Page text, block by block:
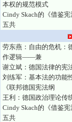
本权的规范模式
Cindy Skach的《借鉴
五共
劳东燕：自由的危机：
作逻辑——兼
谢立斌：德国法律的宪
刘练军：基本法的功
《联邦德国宪法纲
王利：德国政治理论传
Cindy Skach的《借鉴
五共